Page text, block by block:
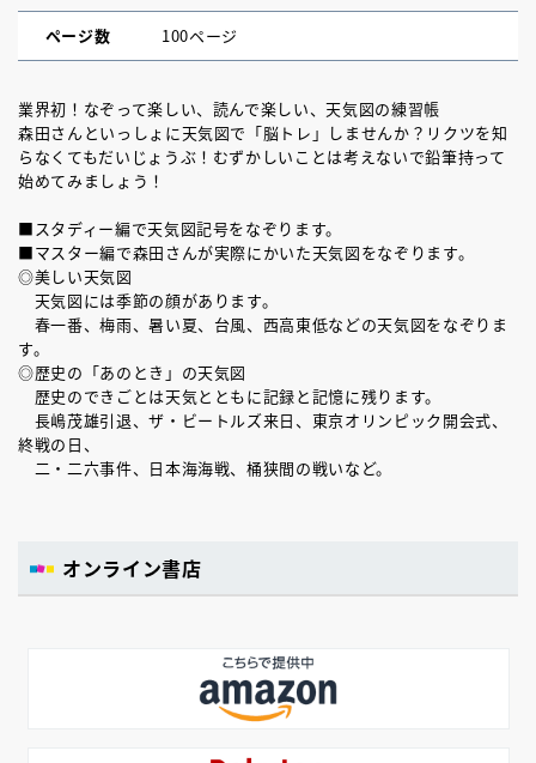
ページ数 100ページ
業界初！なぞって楽しい、読んで楽しい、天気図の練習帳
森田さんといっしょに天気図で「脳トレ」しませんか？リクツを知
らなくてもだいじょうぶ！むずかしいことは考えないで鉛筆持って
始めてみましょう！
■スタディー編で天気図記号をなぞります。
■マスター編で森田さんが実際にかいた天気図をなぞります。
◎美しい天気図
天気図には季節の顔があります。
春一番、梅雨、暑い夏、台風、西高東低などの天気図をなぞりま
す。
◎歴史の「あのとき」の天気図
歴史のできごとは天気とともに記録と記憶に残ります。
長嶋茂雄引退、ザ・ビートルズ来日、東京オリンピック開会式、
終戦の日、
二・二六事件、日本海海戦、桶狭間の戦いなど。
オンライン書店